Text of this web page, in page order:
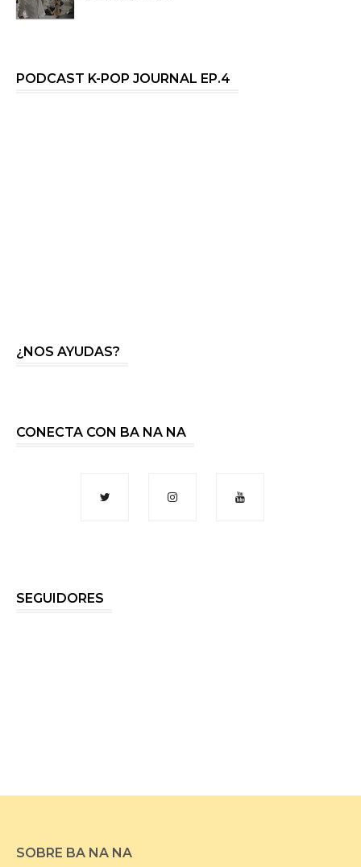
PODCAST K-POP JOURNAL EP.4
¿NOS AYUDAS?
CONECTA CON BA NA NA
SEGUIDORES
SOBRE BA NA NA